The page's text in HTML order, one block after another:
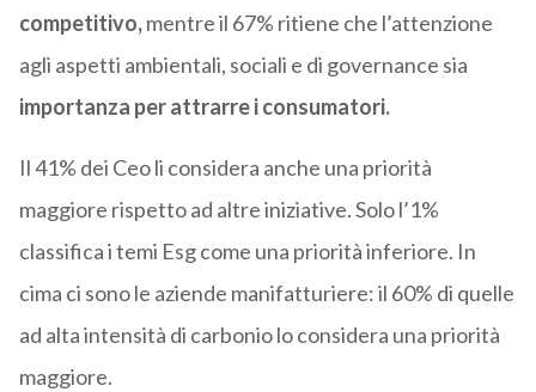
competitivo,mentre il 67% ritiene che l’attenzione
agli aspetti ambientali, sociali e di governance sia
importanza per attrarre i consumatori.
Il 41% dei Ceo li considera anche una priorità
maggiore rispetto ad altre iniziative. Solo l’1%
classifica i temi Esg come una priorità inferiore. In
cima ci sono le aziende manifatturiere: il 60% di quelle
ad alta intensità di carbonio lo considera una priorità
maggiore.